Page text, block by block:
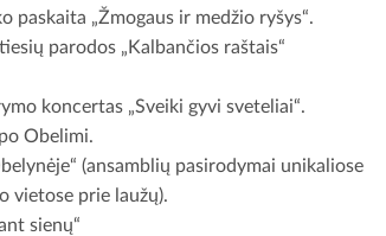
paskaita „Žmogaus ir medžio ryšys“.
parodos „Kalbančios raštais“
koncertas „Sveiki gyvi sveteliai“.
Obelimi.
(ansamblių pasirodymai unikaliose
vietose prie laužų).
sienų“